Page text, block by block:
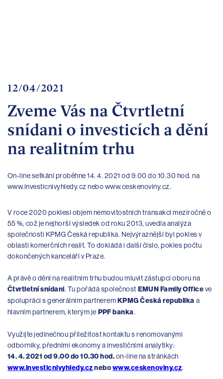
12/04/2021
Zveme Vás na Čtvrtletní
snídani o investicích a dění
na realitním trhu
On-line setkání proběhne 14. 4. 2021 od 9.00 do 10.30 hod. na
www.investicnivyhledy.cz nebo www.ceskenoviny.cz.
V roce 2020 poklesl objem nemovitostních transakcí meziročně o
55 %, což je nejhorší výsledek od roku 2013, uvedla analýza
společnosti KPMG Česká republika. Nejvýraznější byl pokles v
oblasti komerčních realit. To dokládá i další číslo, pokles počtu
dokončených kanceláří v Praze.
A právě o dění na realitním trhu budou mluvit zástupci oboru na
Čtvrtletní snídani. Tu pořádá společnost EMUN Family Officeve
spolupráci s generálním partneremKPMG Česká republika a
hlavním partnerem, kterým je PPF banka.
Využijte jedinečnou příležitost kontaktu s renomovanými
odborníky, předními ekonomy a investičními analytiky:
14. 4. 2021 od 9.00 do 10.30 hod.on-line na stránkách
www.investicnivyhledy.cznebowww.ceskenoviny.cz.